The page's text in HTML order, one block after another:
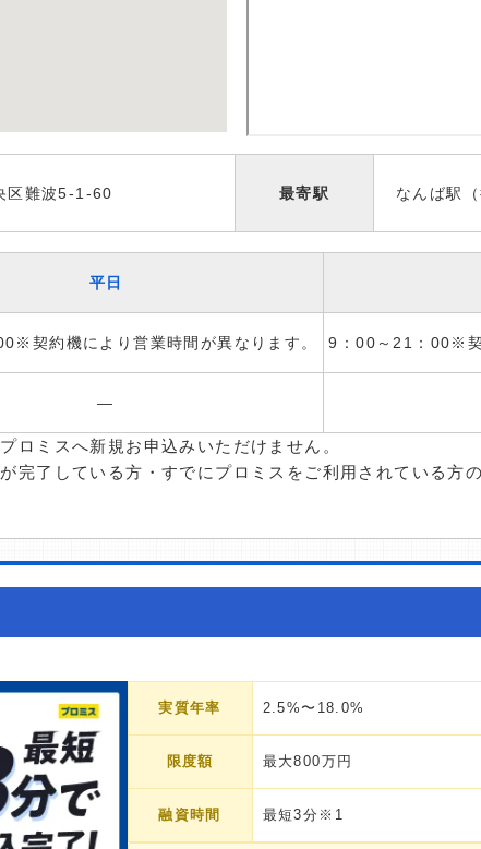
区難波5-1-60 最寄駅 なんば駅
平日
契約機により営業時間が異なります。 9：00～21：00※
―
ロミスへ新規お申込みいただけません。
完了している方・すでにプロミスをご利用されている方
実質年率 2.5%〜18.0%
限度額 最大800万円
融資時間 最短3分※1